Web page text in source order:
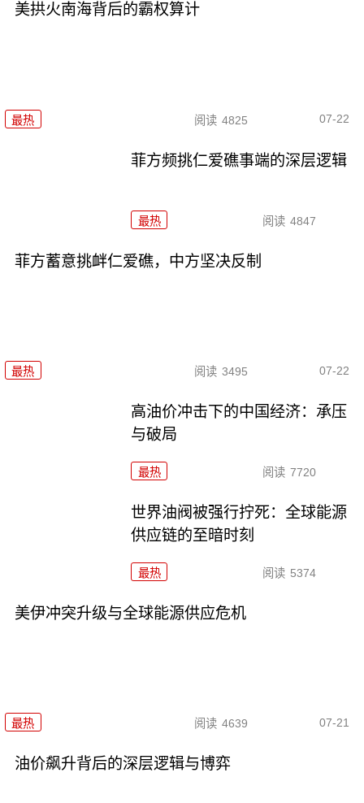
美拱火南海背后的霸权算计
最热 阅读 4825 07-22
菲方频挑仁爱礁事端的深层逻辑
最热 阅读 4847
菲方蓄意挑衅仁爱礁，中方坚决反制
最热 阅读 3495 07-22
高油价冲击下的中国经济：承压
与破局
最热 阅读 7720
世界油阀被强行拧死：全球能源
供应链的至暗时刻
最热 阅读 5374
美伊冲突升级与全球能源供应危机
最热 阅读 4639 07-21
油价飙升背后的深层逻辑与博弈